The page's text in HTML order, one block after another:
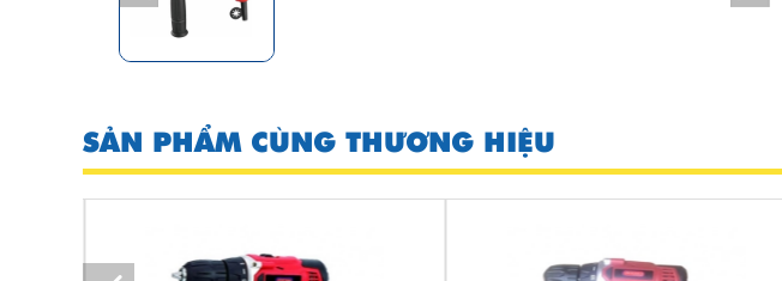
SẢN PHẨM CÙNG THƯƠNG HIỆU